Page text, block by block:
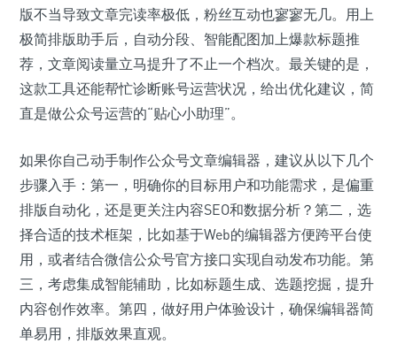
版不当导致文章完读率极低，粉丝互动也寥寥无几。用上
极简排版助手后，自动分段、智能配图加上爆款标题推
荐，文章阅读量立马提升了不止一个档次。最关键的是，
这款工具还能帮忙诊断账号运营状况，给出优化建议，简
直是做公众号运营的“贴心小助理”。
如果你自己动手制作公众号文章编辑器，建议从以下几个
步骤入手：第一，明确你的目标用户和功能需求，是偏重
排版自动化，还是更关注内容SEO和数据分析？第二，选
择合适的技术框架，比如基于Web的编辑器方便跨平台使
用，或者结合微信公众号官方接口实现自动发布功能。第
三，考虑集成智能辅助，比如标题生成、选题挖掘，提升
内容创作效率。第四，做好用户体验设计，确保编辑器简
单易用，排版效果直观。